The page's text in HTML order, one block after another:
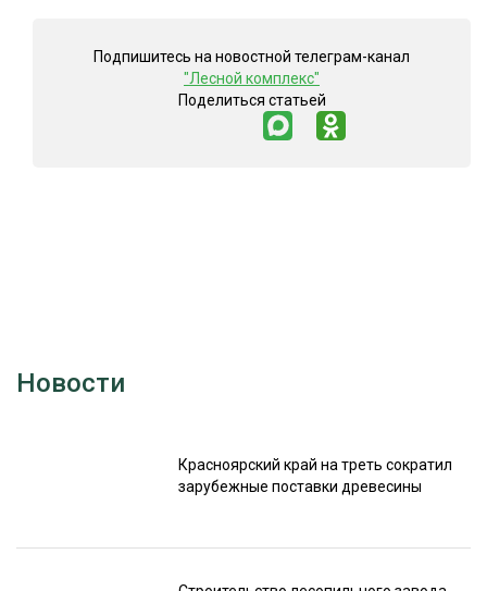
Подпишитесь на новостной телеграм-канал
"Лесной комплекс"
Поделиться статьей
Новости
Красноярский край на треть сократил
зарубежные поставки древесины